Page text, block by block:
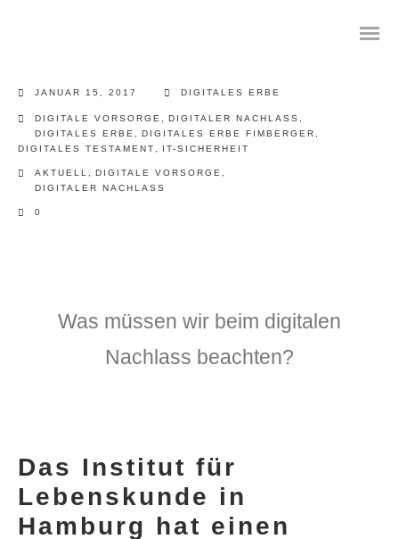
JANUAR 15, 2017 DIGITALES ERBE
DIGITALE VORSORGE DIGITALER NACHLASS
DIGITALES ERBE
DIGITALES ERBE FIMBERGER
DIGITALES TESTAMENT
IT-SICHERHEIT
AKTUELL DIGITALE VORSORGE
DIGITALER NACHLASS
0
Was müssen wir beim digitalen
Nachlass beachten?
Das Institut für
Lebenskunde in
Hamburg hat einen